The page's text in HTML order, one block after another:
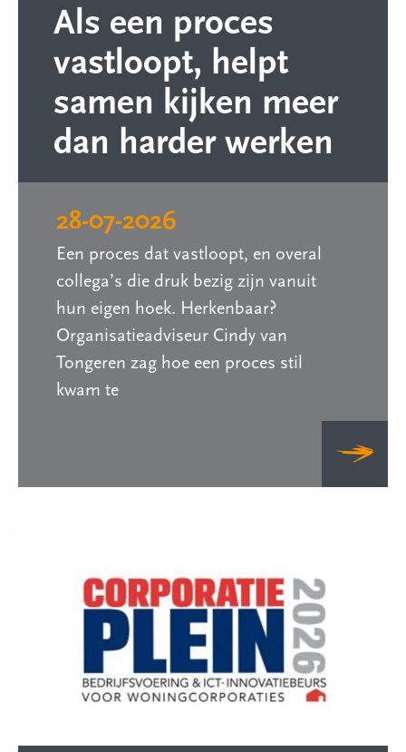
Als een proces
vastloopt, helpt
samen kijken meer
dan harder werken
28-07-2026
Een proces dat vastloopt, en overal
collega’s die druk bezig zijn vanuit
hun eigen hoek. Herkenbaar?
Organisatieadviseur Cindy van
Tongeren zag hoe een proces stil
kwam te